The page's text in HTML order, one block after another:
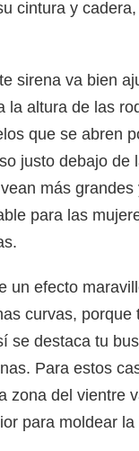
cintura y
sirena va bien
la altura de las
que se abren
justo debajo de
más
para las
un efecto
curvas, porque
se destaca tu
Para estos
zona del vientre
para moldear la